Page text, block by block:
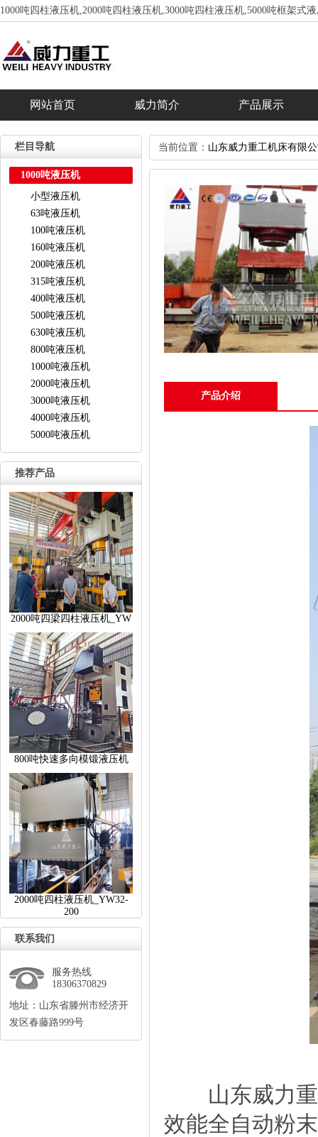
1000吨四柱液压机,2000吨四柱液压机,3000吨四柱液压机,5000吨框架式
网站首页 威力简介 产品展示
栏目导航
1000吨液压机
小型液压机
63吨液压机
100吨液压机
160吨液压机
200吨液压机
315吨液压机
400吨液压机
500吨液压机
630吨液压机
800吨液压机
1000吨液压机
2000吨液压机
3000吨液压机
4000吨液压机
5000吨液压机
推荐产品
2000吨四梁四柱液压机_YW
800吨快速多向模锻液压机
2000吨四柱液压机_YW32-
200
联系我们
服务热线
18306370829
地址：山东省滕州市经济开
发区春藤路999号
当前位置： 山东威力重工机床有限
产品介绍
山东威力重
效能全自动粉